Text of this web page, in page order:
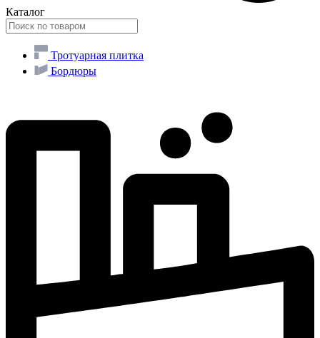
Каталог
Тротуарная плитка
Бордюры